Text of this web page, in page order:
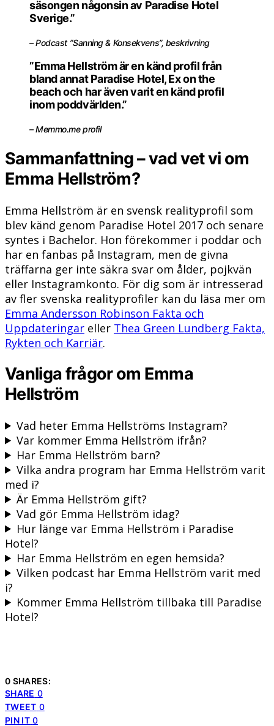
säsongen någonsin av Paradise Hotel
Sverige.”
– Podcast ”Sanning & Konsekvens”, beskrivning
”Emma Hellström är en känd profil från
bland annat Paradise Hotel, Ex on the
beach och har även varit en känd profil
inom poddvärlden.”
– Memmo.me profil
Sammanfattning – vad vet vi om
Emma Hellström?
Emma Hellström är en svensk realityprofil som
blev känd genom Paradise Hotel 2017 och senare
syntes i Bachelor. Hon förekommer i poddar och
har en fanbas på Instagram, men de givna
träffarna ger inte säkra svar om ålder, pojkvän
eller Instagramkonto. För dig som är intresserad
av fler svenska realityprofiler kan du läsa mer om
Emma Andersson Robinson Fakta och
Uppdateringar eller Thea Green Lundberg Fakta,
Rykten och Karriär.
Vanliga frågor om Emma
Hellström
Vad heter Emma Hellströms Instagram?
Var kommer Emma Hellström ifrån?
Har Emma Hellström barn?
Vilka andra program har Emma Hellström varit
med i?
Är Emma Hellström gift?
Vad gör Emma Hellström idag?
Hur länge var Emma Hellström i Paradise
Hotel?
Har Emma Hellström en egen hemsida?
Vilken podcast har Emma Hellström varit med
i?
Kommer Emma Hellström tillbaka till Paradise
Hotel?
0 SHARES:
SHARE 0
TWEET 0
PIN IT 0